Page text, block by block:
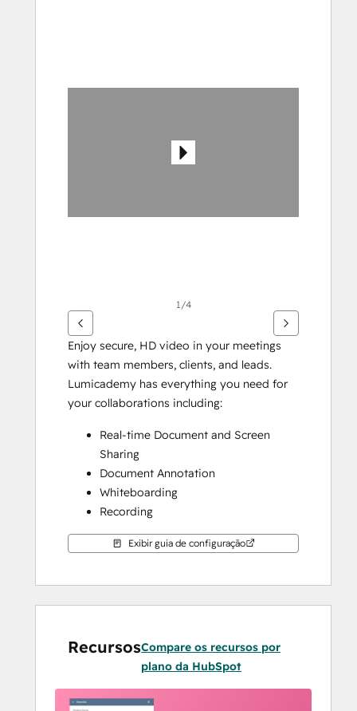
1/4
Enjoy secure, HD video in your meetings
with team members, clients, and leads.
Lumicademy has everything you need for
your collaborations including:
Real-time Document and Screen
Sharing
Document Annotation
Whiteboarding
Recording
Exibir guia de configuração
RecursosCompare os recursos por
plano da HubSpot